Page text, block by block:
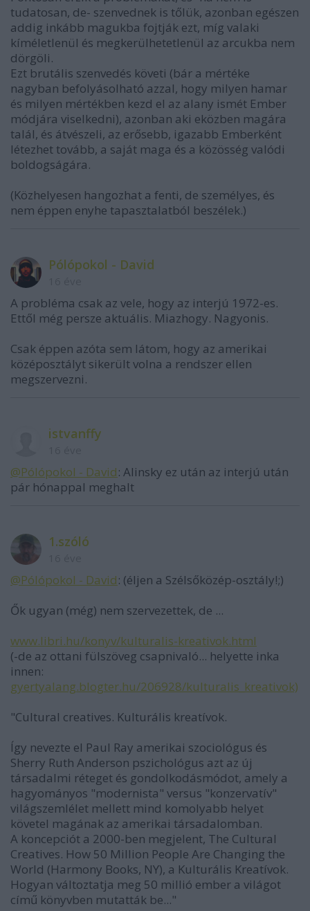
tudatosan, de- szenvednek is tőlük, azonban egészen
addig inkább magukba fojtják ezt, míg valaki
kíméletlenül és megkerülhetetlenül az arcukba nem
dörgöli.
Ezt brutális szenvedés követi (bár a mértéke
nagyban befolyásolható azzal, hogy milyen hamar
és milyen mértékben kezd el az alany ismét Ember
módjára viselkedni), azonban aki eközben magára
talál, és átvészeli, az erősebb, igazabb Emberként
létezhet tovább, a saját maga és a közösség valódi
boldogságára.
(Közhelyesen hangozhat a fenti, de személyes, és
nem éppen enyhe tapasztalatból beszélek.)
Pólópokol - David
A probléma csak az vele, hogy az interjú 1972-es.
Ettől még persze aktuális. Miazhogy. Nagyonis.
Csak éppen azóta sem látom, hogy az amerikai
középosztályt sikerült volna a rendszer ellen
megszervezni.
istvanffy
@Pólópokol - David: Alinsky ez után az interjú után
pár hónappal meghalt
1.szóló
@Pólópokol - David: (éljen a Szélsőközép-osztály!;)
Ők ugyan (még) nem szervezettek, de ...
www.libri.hu/konyv/kulturalis-kreativok.html
(-de az ottani fülszöveg csapnivaló... helyette inka
innen:
gyertyalang.blogter.hu/206928/kulturalis_kreativok)
"Cultural creatives. Kulturális kreatívok.
Így nevezte el Paul Ray amerikai szociológus és
Sherry Ruth Anderson pszichológus azt az új
társadalmi réteget és gondolkodásmódot, amely a
hagyományos "modernista" versus "konzervatív"
világszemlélet mellett mind komolyabb helyet
követel magának az amerikai társadalomban.
A koncepciót a 2000-ben megjelent, The Cultural
Creatives. How 50 Million People Are Changing the
World (Harmony Books, NY), a Kulturális Kreatívok.
Hogyan változtatja meg 50 millió ember a világot
című könyvben mutatták be..."